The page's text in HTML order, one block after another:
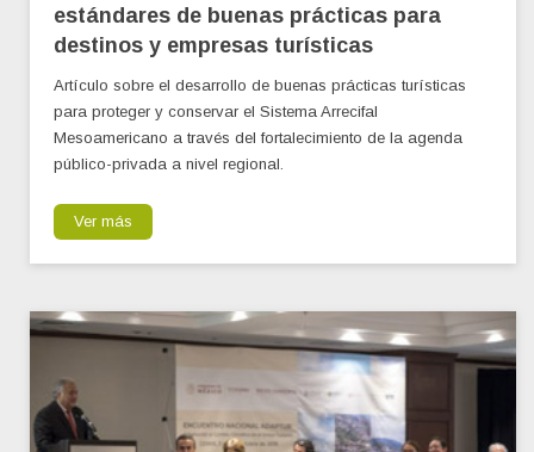
estándares de buenas prácticas para
destinos y empresas turísticas
Artículo sobre el desarrollo de buenas prácticas turísticas
para proteger y conservar el Sistema Arrecifal
Mesoamericano a través del fortalecimiento de la agenda
público-privada a nivel regional.
Ver más